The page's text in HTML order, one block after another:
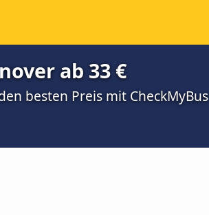
ab 33 €
besten Preis mit CheckMyBus